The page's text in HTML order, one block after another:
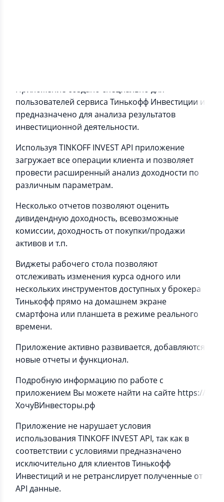
Приложение создано специально для
пользователей сервиса Тинькофф Инвестиции и
предназначено для анализа результатов
инвестиционной деятельности.
Используя TINKOFF INVEST API приложение
загружает все операции клиента и позволяет
провести расширенный анализ доходности по
различным параметрам.
Несколько отчетов позволяют оценить
дивидендную доходность, всевозможные
комиссии, доходность от покупки/продажи
активов и т.п.
Виджеты рабочего стола позволяют
отслеживать изменения курса одного или
нескольких инструментов доступных у брокера
Тинькофф прямо на домашнем экране
смартфона или планшета в режиме реального
времени.
Приложение активно развивается, добавляются
новые отчеты и функционал.
Подробную информацию по работе с
приложением Вы можете найти на сайте https://
ХочуВИнвесторы.рф
Приложение не нарушает условия
использования TINKOFF INVEST API, так как в
соответствии с условиями предназначено
исключительно для клиентов Тинькофф
Инвестиций и не ретранслирует полученные от
API данные.